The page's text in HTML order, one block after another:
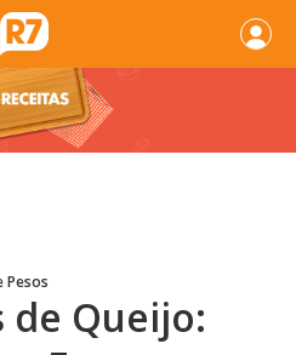
Pesos
de Queijo: